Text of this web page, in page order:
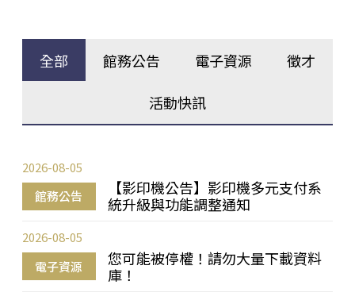
全部 館務公告 電子資源 徵才
活動快訊
館務公告
【影印機公告】影印機多元支付系
統升級與功能調整通知
2026-08-05
電子資源
您可能被停權！請勿大量下載資料
庫！
2026-08-05